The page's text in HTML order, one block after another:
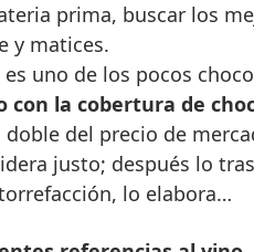
prima, buscar los
y matices.
uno de los pocos
con la cobertura de
del precio de
justo; después lo
lo elabora…